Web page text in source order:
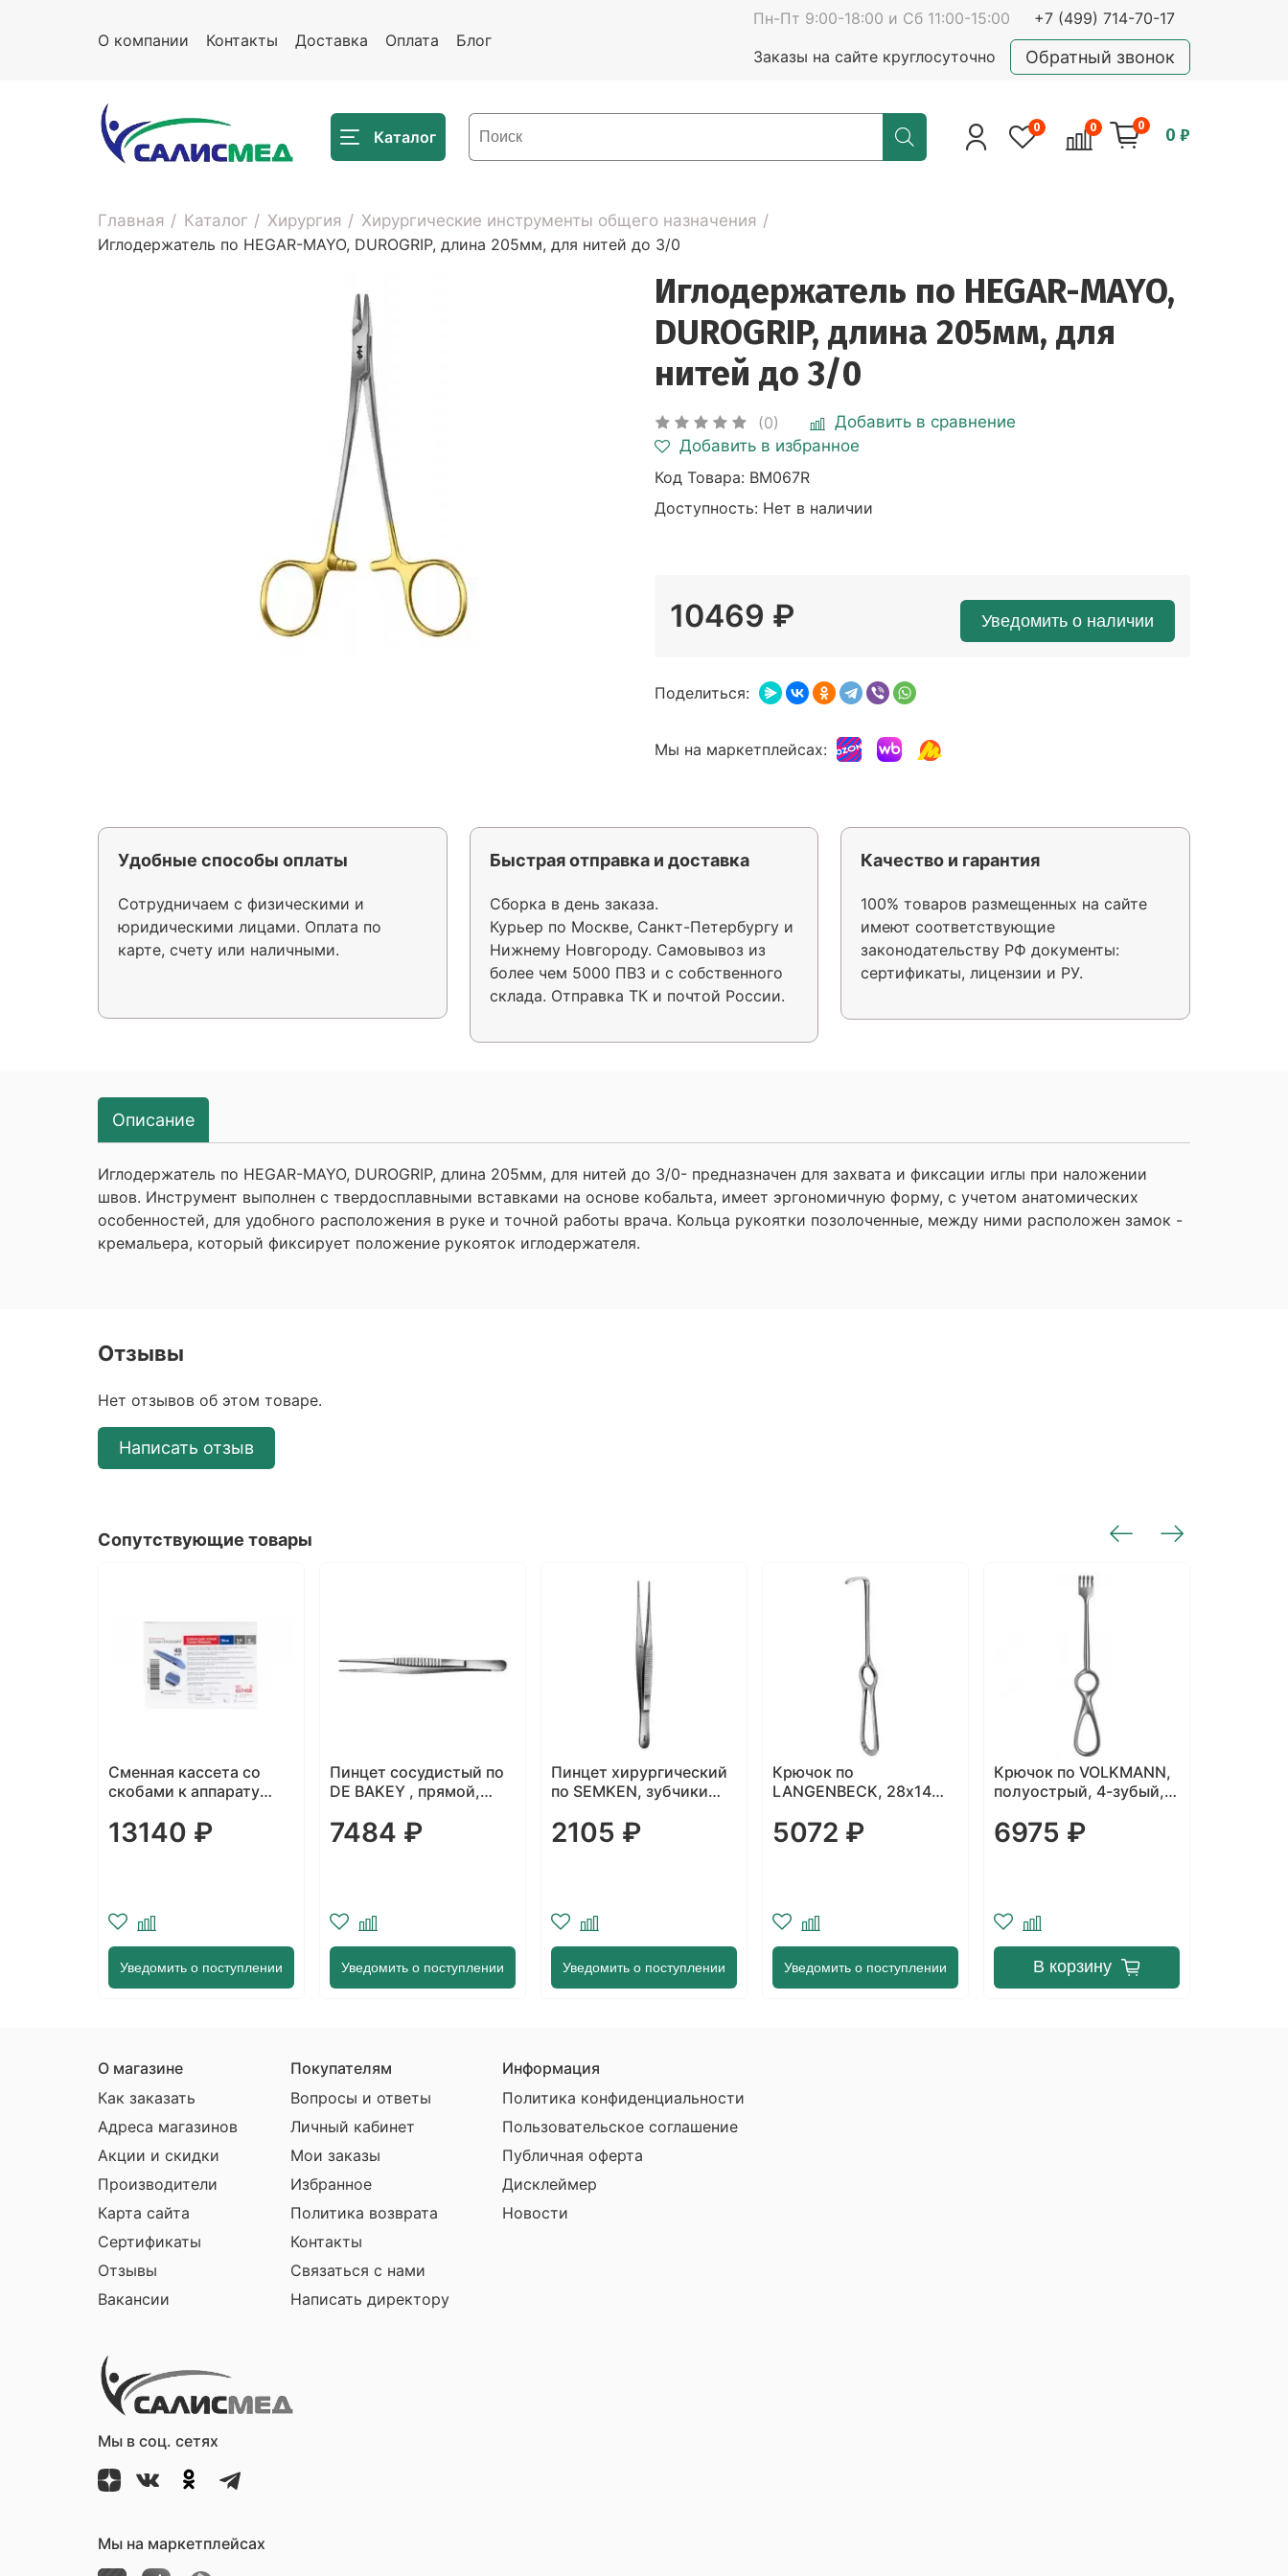
О компании Контакты Доставка Оплата Блог
Пн-Пт 9:00-18:00 и Сб 11:00-15:00 +7 (499) 714-70-17
Заказы на сайте круглосуточно Обратный звонок
Каталог 0 0 0 0 ₽
Главная Каталог Хирургия
Хирургические инструменты общего назначения
Иглодержатель по HEGAR-MAYO, DUROGRIP, длина 205мм, для нитей до 3/0
Иглодержатель по HEGAR-MAYO,
DUROGRIP, длина 205мм, для
нитей до 3/0
(0)
Добавить в сравнение
Добавить в избранное
Код Товара: BM067R
Доступность: Нет в наличии
10469 ₽ Уведомить о наличии
Поделиться:
Мы на маркетплейсах:
Удобные способы оплаты
Сотрудничаем с физическими и
юридическими лицами. Оплата по
карте, счету или наличными.
Быстрая отправка и доставка
Сборка в день заказа.
Курьер по Москве, Санкт-Петербургу и
Нижнему Новгороду. Самовывоз из
более чем 5000 ПВЗ и с собственного
склада. Отправка ТК и почтой России.
Качество и гарантия
100% товаров размещенных на сайте
имеют соответствующие
законодательству РФ документы:
сертификаты, лицензии и РУ.
Описание
Иглодержатель по HEGAR-MAYO, DUROGRIP, длина 205мм, для нитей до 3/0- предназначен для захвата и фиксации иглы при наложении
швов. Инструмент выполнен с твердосплавными вставками на основе кобальта, имеет эргономичную форму, с учетом анатомических
особенностей, для удобного расположения в руке и точной работы врача. Кольца рукоятки позолоченные, между ними расположен замок -
кремальера, который фиксирует положение рукояток иглодержателя.
Отзывы
Нет отзывов об этом товаре.
Написать отзыв
Сопутствующие товары
Сменная кассета со
скобами к аппарату
ECHELON Flex Plus 45
13140 ₽
Уведомить о поступлении
Пинцет сосудистый по
DE BAKEY , прямой,
длина 200 мм
7484 ₽
Уведомить о поступлении
Пинцет хирургический
по SEMKEN, зубчики
2105 ₽
Уведомить о поступлении
Крючок по
LANGENBECK, 28х14
5072 ₽
Уведомить о поступлении
Крючок по VOLKMANN,
полуострый, 4-зубый, 8
6975 ₽
В корзину
О магазине
Как заказать
Адреса магазинов
Акции и скидки
Производители
Карта сайта
Сертификаты
Отзывы
Вакансии
Покупателям
Вопросы и ответы
Личный кабинет
Мои заказы
Избранное
Политика возврата
Контакты
Связаться с нами
Написать директору
Информация
Политика конфиденциальности
Пользовательское соглашение
Публичная оферта
Дисклеймер
Новости
Мы в соц. сетях
Мы на маркетплейсах